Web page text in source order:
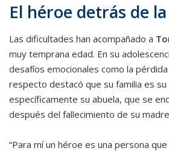
El héroe detrás de
Las dificultades han acompañado a
muy temprana edad. En su
desafíos emocionales como la
respecto destacó que su familia es
específicamente su abuela, que se
después del fallecimiento de su
“Para mí un héroe es una persona